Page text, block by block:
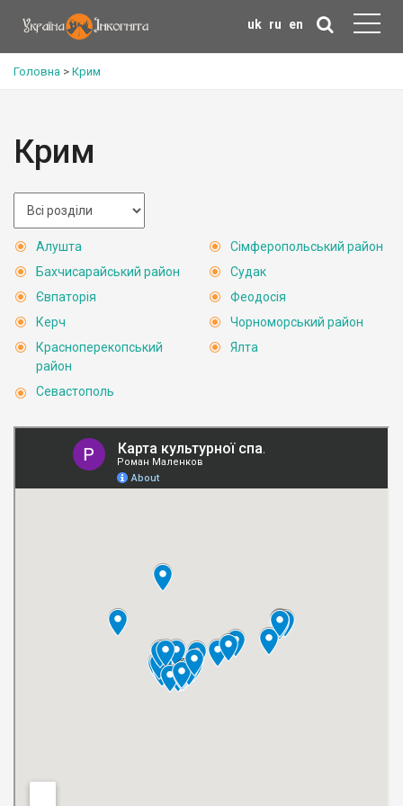
uk ru en
Головна > Крим
Крим
Алушта
Бахчисарайський район
Євпаторія
Керч
Красноперекопський
район
Севастополь
Сімферопольський район
Судак
Феодосія
Чорноморський район
Ялта